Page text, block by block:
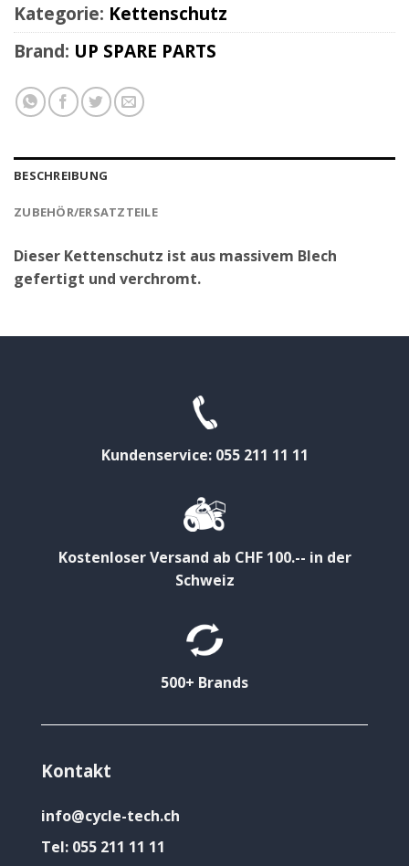
Kategorie: Kettenschutz
Brand: UP SPARE PARTS
BESCHREIBUNG
ZUBEHÖR/ERSATZTEILE
Dieser Kettenschutz ist aus massivem Blech
gefertigt und verchromt.
Kundenservice: 055 211 11 11
Kostenloser Versand ab CHF 100.-- in der
Schweiz
500+ Brands
Kontakt
info@cycle-tech.ch
Tel: 055 211 11 11